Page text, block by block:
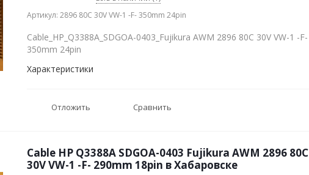
Артикул: 2896 80C 30V VW-1 -F- 350mm 24pin
Cable_HP_Q3388A_SDGOA-0403_Fujikura AWM 2896 80C 30V VW-1 -F-
350mm 24pin
Характеристики
Отложить Сравнить
Cable HP Q3388A SDGOA-0403 Fujikura AWM 2896 80C
30V VW-1 -F- 290mm 18pin в Хабаровске